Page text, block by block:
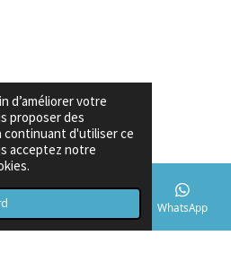
d’améliorer votre
proposer des
continuant d'utiliser ce
acceptez notre
L
i
n
k
e
d
& Conditions
WhatsApp